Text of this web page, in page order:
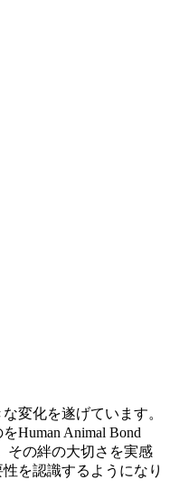
変化を遂げています。
Human Animal Bond
その絆の大切さを実感
を認識するようになり